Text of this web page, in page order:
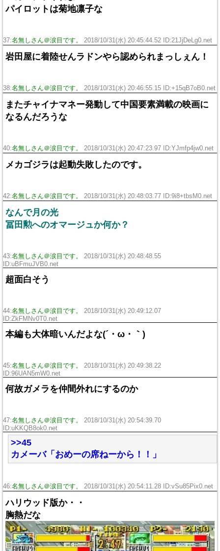
パイロットは菊地凛子な
37:名無しさん＠涙目です。 2018/10/31(水) 20:45:44.52 ID:21JjDeLg0.net
岩田屋に着陸せんラドンやら認められまっしぇん！
38:名無しさん＠涙目です。 2018/10/31(水) 20:46:55.15 ID:+15qB7oB0.net
またチャイナマネー発動して中国要素満載の映画に
なるんだろうな
40:名無しさん＠涙目です。 2018/10/31(水) 20:47:23.97 ID:YJmfp4jw0.net
メカゴジラは起動失敗したのです。
42:名無しさん＠涙目です。 2018/10/31(水) 20:48:03.77 ID:9i8+tbsM0.net
なんで月の光
冨田勲へのオマージュか何か？
43:名無しさん＠涙目です。
2018/10/31(水) 20:48:48.55
ID:uBFmuJVB0.net
超面白そう
44:名無しさん＠涙目です。
2018/10/31(水) 20:49:12.07
ID:ZkFMNv0T0.net
本編も大体暗いんだよな(´・ω・｀)
45:名無しさん＠涙目です。
2018/10/31(水) 20:49:38.22
ID:96UAN5mW0.net
何故ガメラを仲間外れにするのか
47:名無しさん＠涙目です。
2018/10/31(水) 20:54:39.70
ID:uKKQB8ok0.net
>>45
カメーバ「おめーの席ねーから！！」
46:名無しさん＠涙目です。 2018/10/31(水) 20:54:11.28 ID:vSu85Pix0.net
ハリウッド版か・・
胸熱だな